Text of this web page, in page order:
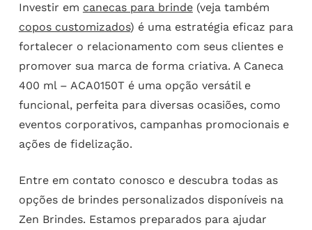
Investir em canecas para brinde(veja também
copos customizados) é uma estratégia eficaz para
fortalecer o relacionamento com seus clientes e
promover sua marca de forma criativa. A Caneca
400 ml – ACA0150T é uma opção versátil e
funcional, perfeita para diversas ocasiões, como
eventos corporativos, campanhas promocionais e
ações de fidelização.
Entre em contato conosco e descubra todas as
opções de brindes personalizados disponíveis na
Zen Brindes. Estamos preparados para ajudar